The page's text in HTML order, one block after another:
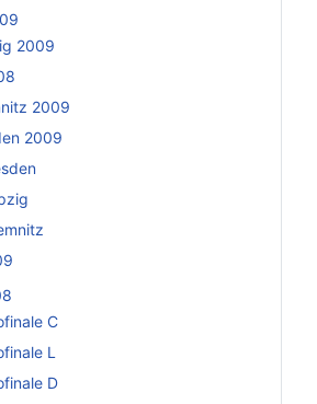
2009
2009
2009
C
L
D